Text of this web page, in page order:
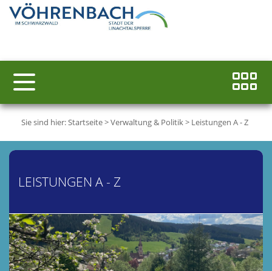
Sie sind hier:Startseite>Verwaltung & Politik> Leistungen A - Z
LEISTUNGEN A - Z